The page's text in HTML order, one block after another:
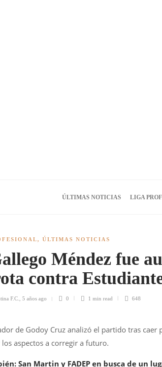
ÚLTIMAS NOTICIAS LIGA
, ÚLTIMAS NOTICIAS
Méndez fue
contra
F.C. 5 años ago 0 1 min read 648
de Godoy Cruz analizó el partido tras caer
los aspectos a corregir a futuro.
San Martin y FADEP en busca de un